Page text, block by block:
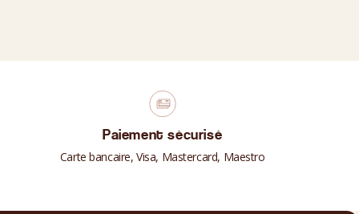
Paiement sécurisé
Carte bancaire, Visa, Mastercard, Maestro